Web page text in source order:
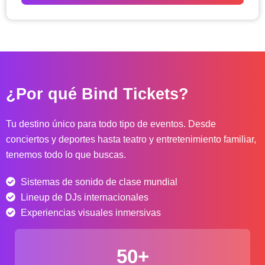
d
p
c
i
s
:
d
d
$
¿Por qué Bind Tickets?
Tu destino único para todo tipo de eventos. Desde
conciertos y deportes hasta teatro y entretenimiento familiar,
tenemos todo lo que buscas.
Sistemas de sonido de clase mundial
Lineup de DJs internacionales
Experiencias visuales inmersivas
50+